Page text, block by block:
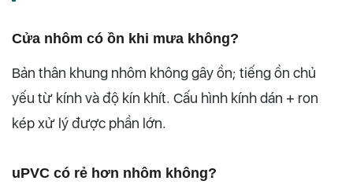
Cửa nhôm có ồn khi mưa không?
Bản thân khung nhôm không gây ồn; tiếng ồn chủ
yếu từ kính và độ kín khít. Cấu hình kính dán + ron
kép xử lý được phần lớn.
uPVC có rẻ hơn nhôm không?